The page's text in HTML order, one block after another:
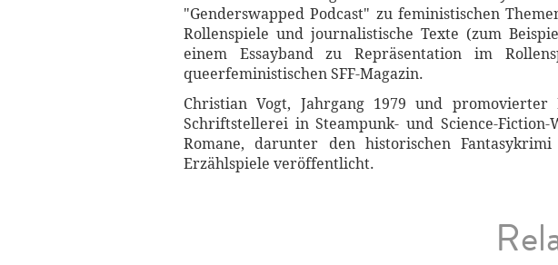
"Genderswapped Podcast" zu feministischen
Rollenspiele und journalistische Texte (zum
einem Essayband zu Repräsentation im
queerfeministischen SFF-Magazin.
Christian Vogt, Jahrgang 1979 und
Schriftstellerei in Steampunk- und Science-
Romane, darunter den historischen
Erzählspiele veröffentlicht.